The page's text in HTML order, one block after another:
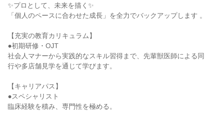
✨プロとして、未来を描く✨
「個人のペースに合わせた成長」を全力でバックアップします 。
【充実の教育カリキュラム】
●初期研修・OJT
社会人マナーから実践的なスキル習得まで、先輩獣医師による同
行や多店舗見学を通じて学びます。
【キャリアパス】
●スペシャリスト
臨床経験を積み、専門性を極める。